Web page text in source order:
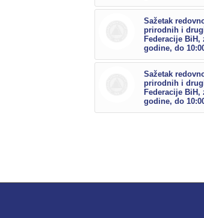
Sažetak
prirodnih i
Federacije BiH,
godine, do
Sažetak
prirodnih i
Federacije BiH,
godine, do